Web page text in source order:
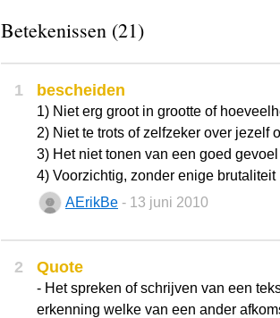
Betekenissen (21)
1 bescheiden
1) Niet erg groot in grootte of
2) Niet te trots of zelfzeker over jezelf
3) Het niet tonen van een goed
4) Voorzichtig, zonder enige brutaliteit
AErikBe - 13 juni 2010
2 Quote
- Het spreken of schrijven van een
erkenning welke van een ander